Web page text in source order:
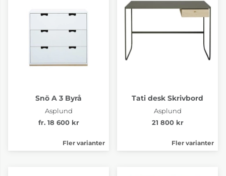
Snö A 3 Byrå
Asplund
fr. 18 600 kr
Fler varianter
Tati desk Skrivbord
Asplund
21 800 kr
Fler varianter